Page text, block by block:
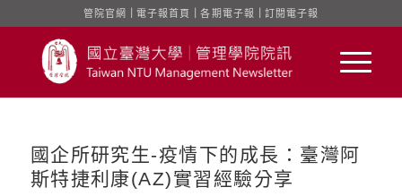
管院官網 電子報首頁 ｜各期電子報 訂閱電子報
國企所研究生-疫情下的成長：臺灣阿
斯特捷利康(AZ)實習經驗分享